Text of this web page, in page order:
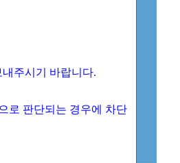
내주시기 바랍니다.
로 판단되는 경우에 차단